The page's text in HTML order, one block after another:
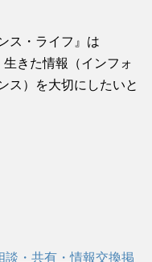
ス・ライフ』は
生きた情報（インフォ
ス）を大切にしたいと
・共有・情報交換掲